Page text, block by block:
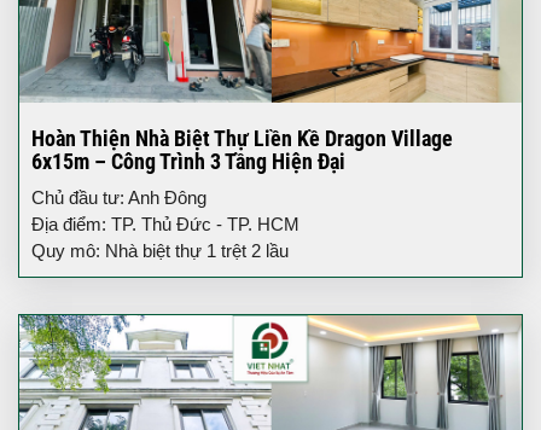
Hoàn Thiện Nhà Biệt Thự Liền Kề Dragon Village
6x15m – Công Trình 3 Tầng Hiện Đại
Chủ đầu tư: Anh Đông
Địa điểm: TP. Thủ Đức - TP. HCM
Quy mô: Nhà biệt thự 1 trệt 2 lầu